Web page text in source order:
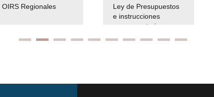
OIRS Regionales
Ley de Presupuestos
e instrucciones
presuspuetarias